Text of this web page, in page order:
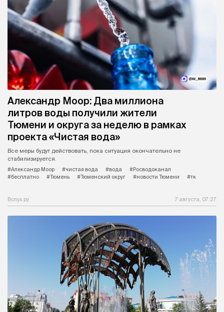
Александр Моор: Два миллиона
литров воды получили жители
Тюмени и округа за неделю в рамках
проекта «Чистая вода»
Все меры будут действовать, пока ситуация окончательно не
стабилизируется.
#Александр Моор
#чистая вода #вода
#Росводоканал
#бесплатно
#Тюмень #Тюменский округ #новости Тюмени #тк
Вслух.ру 7 августа, 07:27